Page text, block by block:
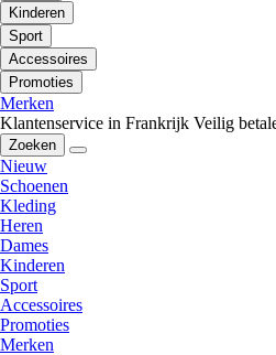
Kinderen
Sport
Accessoires
Promoties
Merken
Klantenservice in Frankrijk Veilig
Zoeken
Nieuw
Schoenen
Kleding
Heren
Dames
Kinderen
Sport
Accessoires
Promoties
Merken